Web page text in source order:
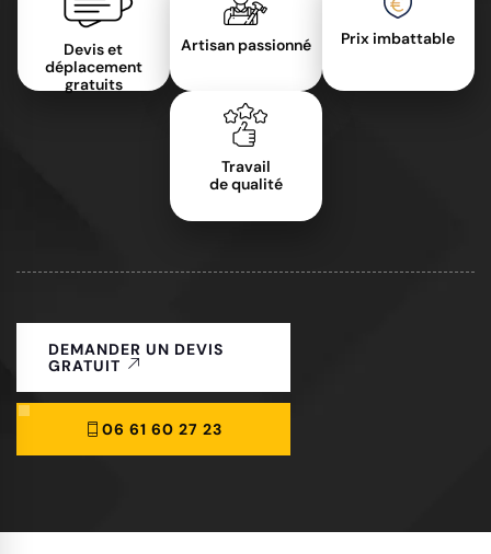
Devis et
déplacement
gratuits
Artisan passionné Prix imbattable
Travail
de qualité
DEMANDER UN DEVIS
GRATUIT
06 61 60 27 23